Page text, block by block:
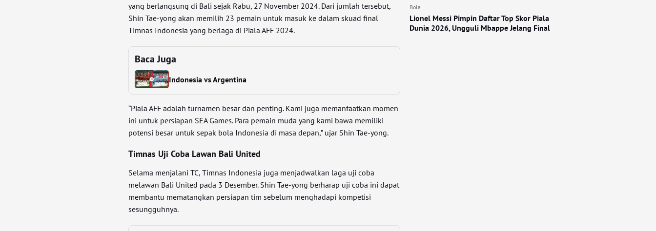
yang berlangsung di Bali sejak Rabu, 27 November 2024. Dari jumlah tersebut,
Shin Tae-yong akan memilih 23 pemain untuk masuk ke dalam skuad final
Timnas Indonesia yang berlaga di Piala AFF 2024.
Baca Juga
Indonesia vs Argentina
“Piala AFF adalah turnamen besar dan penting. Kami juga memanfaatkan momen
ini untuk persiapan SEA Games. Para pemain muda yang kami bawa memiliki
potensi besar untuk sepak bola Indonesia di masa depan,” ujar Shin Tae-yong.
Timnas Uji Coba Lawan Bali United
Selama menjalani TC, Timnas Indonesia juga menjadwalkan laga uji coba
melawan Bali United pada 3 Desember. Shin Tae-yong berharap uji coba ini dapat
membantu mematangkan persiapan tim sebelum menghadapi kompetisi
sesungguhnya.
Bola
Lionel Messi Pimpin Daftar Top Skor Piala
Dunia 2026, Ungguli Mbappe Jelang Final